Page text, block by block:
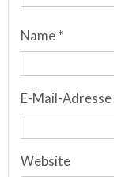
Name *
E-Mail-Adresse
Website